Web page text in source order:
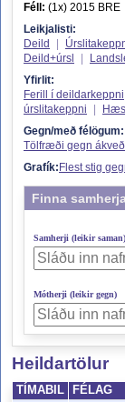
Féll: (1x) 2015 BRE
Leikjalisti:
Deild
Deild+úrsl
Yfirlit:
Ferill í deildarkeppni
úrslitakeppni
Gegn/með félögum:
Tölfræði gegn
Grafík: Flest stig
Finna
Samherji (leikir saman)
Mótherji (leikir gegn)
Heildartölur
TÍMABIL FÉLAG